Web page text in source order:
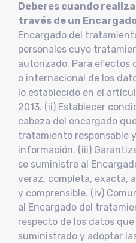
Deberes cuando
través de un
Encargado del
personales cuyo
autorizado. Para efectos
o internacional de los
lo establecido en el
2013. (ii) Establecer
cabeza del encargado
tratamiento responsable
información. (iii)
se suministre al
veraz, completa, exacta,
y comprensible. (iv)
al Encargado del
respecto de los datos
suministrado y adoptar